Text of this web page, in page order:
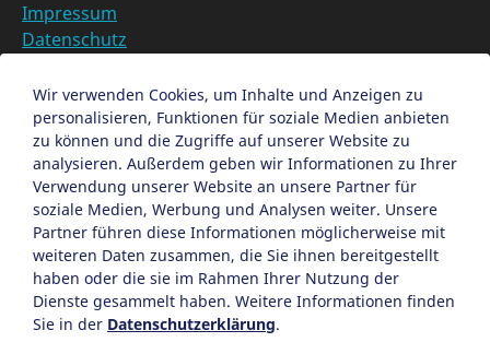
Impressum
Datenschutz
Datenschutzeinstellungen anpassen
EN
Ein Projekt der Congress- und Tourismus-Zentrale
Nürnberg
Facebook
X Instagram
Wir verwenden Cookies, um Inhalte und Anzeigen zu
personalisieren, Funktionen für soziale Medien anbieten
zu können und die Zugriffe auf unserer Website zu
analysieren. Außerdem geben wir Informationen zu Ihrer
Verwendung unserer Website an unsere Partner für
soziale Medien, Werbung und Analysen weiter. Unsere
Partner führen diese Informationen möglicherweise mit
weiteren Daten zusammen, die Sie ihnen bereitgestellt
haben oder die sie im Rahmen Ihrer Nutzung der
Dienste gesammelt haben. Weitere Informationen finden
Sie in der Datenschutzerklärung.